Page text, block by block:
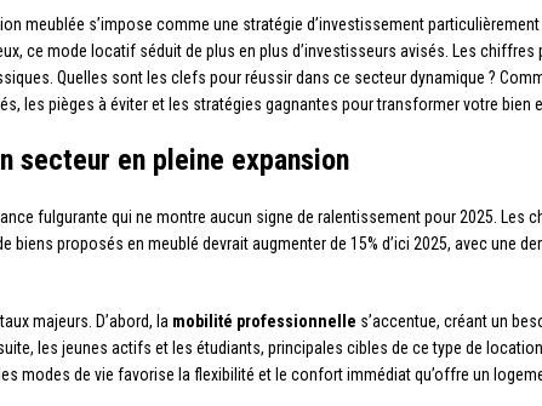
meublée s’impose comme une stratégie d’investissement
ce mode locatif séduit de plus en plus d’investisseurs avisés. Les chiffres
Quelles sont les clefs pour réussir dans ce secteur dynamique ?
les pièges à éviter et les stratégies gagnantes pour transformer votre bien
secteur en pleine expansion
fulgurante qui ne montre aucun signe de ralentissement pour 2025. Les
biens proposés en meublé devrait augmenter de 15% d’ici 2025, avec une
majeurs. D’abord, la mobilité professionnelle s’accentue, créant un
les jeunes actifs et les étudiants, principales cibles de ce type de
modes de vie favorise la flexibilité et le confort immédiat qu’offre un